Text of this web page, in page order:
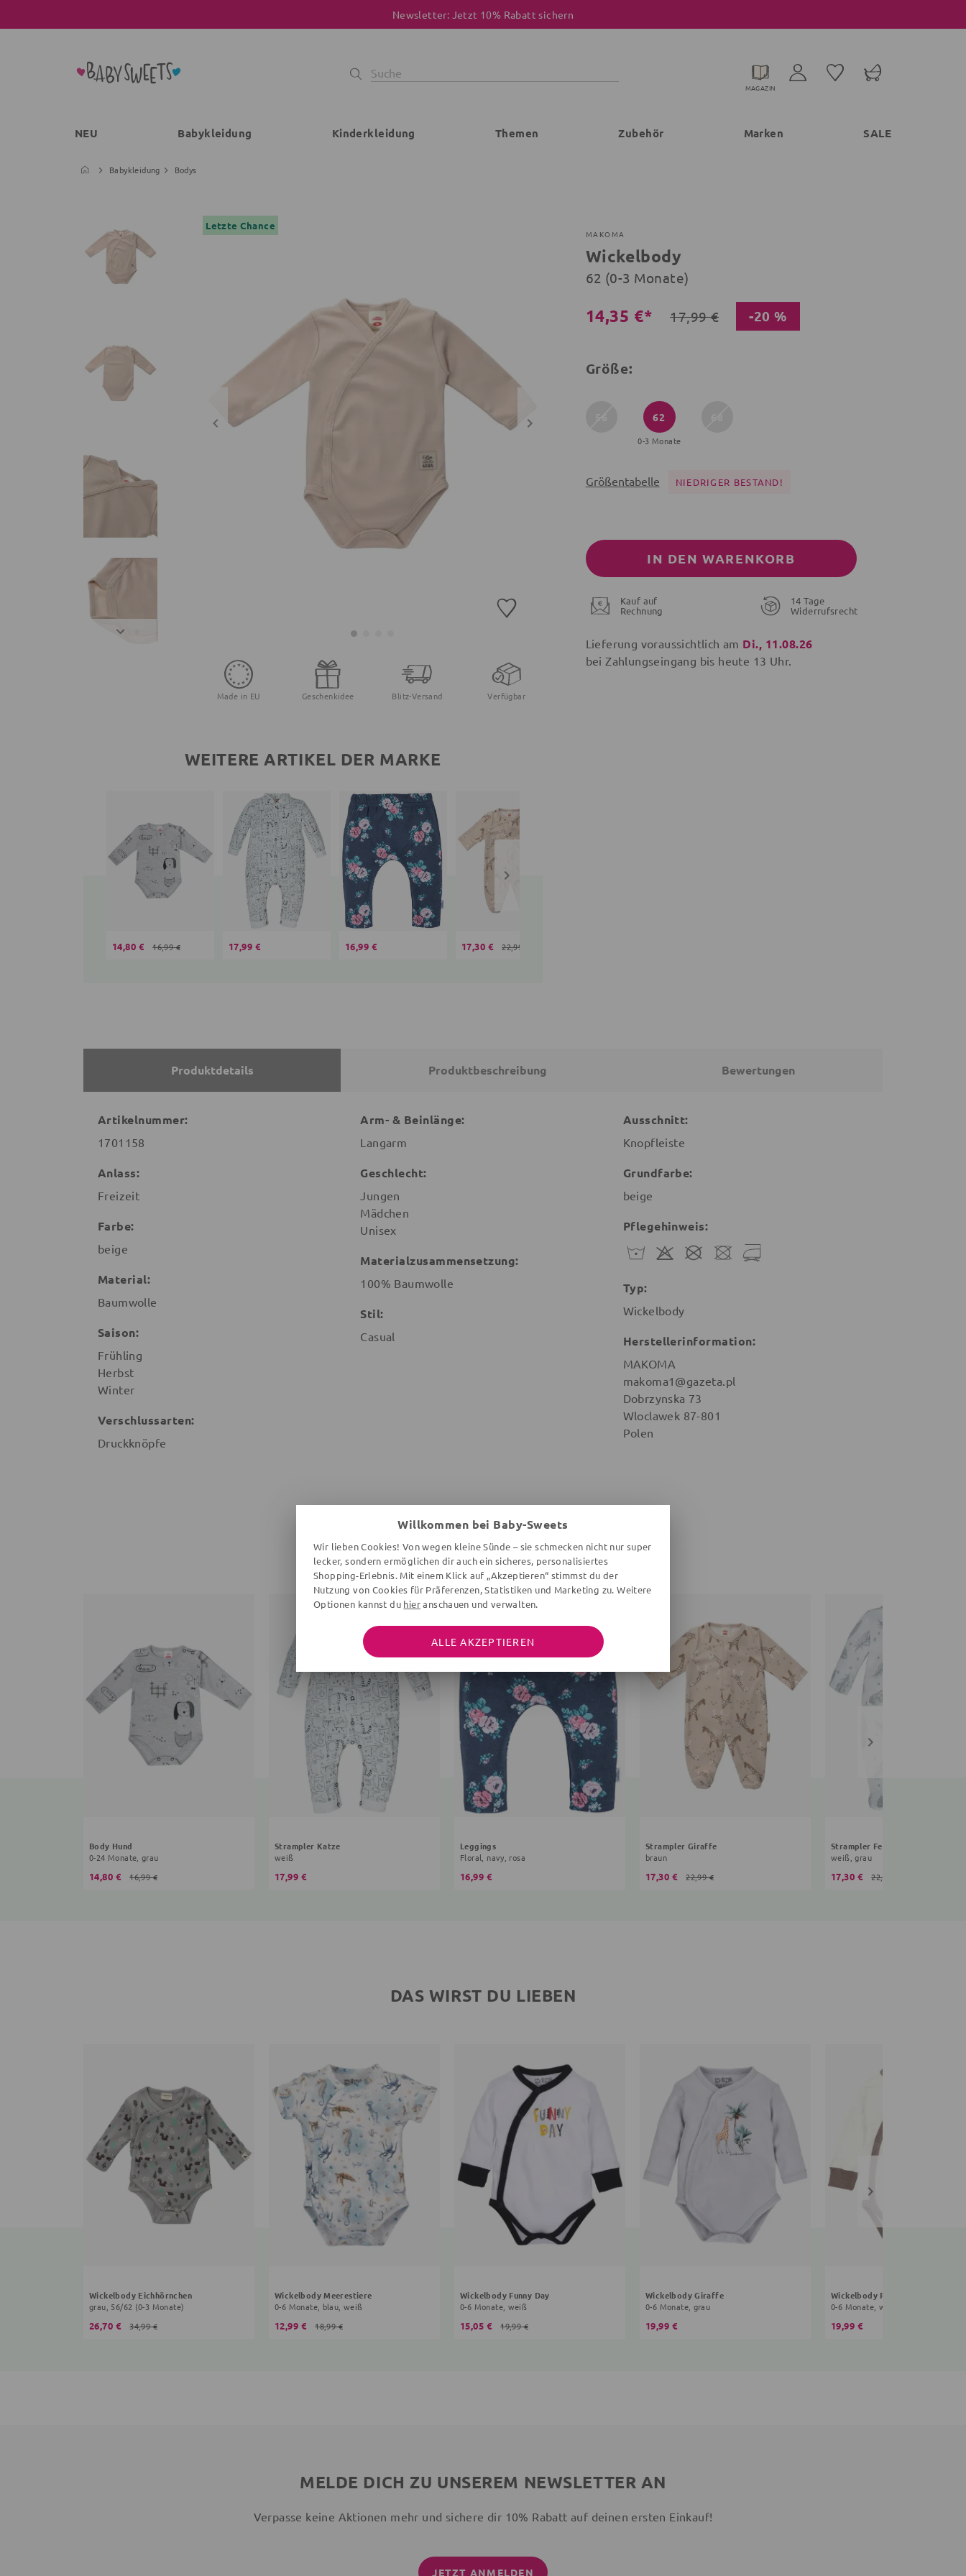
Newsletter: Jetzt 10% Rabatt sichern
MAGAZIN
NEU Babykleidung Kinderkleidung Themen Zubehör Marken SALE
Babykleidung Bodys
Letzte Chance
Made in EU Geschenkidee Blitz-Versand Verfügbar
WEITERE ARTIKEL DER MARKE
14,80 € 16,99 € 17,99 € 16,99 € 17,30 € 22,99 €
MAKOMA
Wickelbody
62 (0-3 Monate)
14,35 €* 17,99 € -20 %
Größe:
62
0-3 Monate
Größentabelle NIEDRIGER BESTAND!
IN DEN WARENKORB
Kauf auf
Rechnung
14 Tage
Widerrufsrecht
Lieferung voraussichtlich am Di., 11.08.26
bei Zahlungseingang bis heute 13 Uhr.
Produktdetails Produktbeschreibung Bewertungen
Artikelnummer:
1701158
Anlass:
Freizeit
Farbe:
beige
Material:
Baumwolle
Saison:
Frühling
Herbst
Winter
Verschlussarten:
Druckknöpfe
Arm- & Beinlänge:
Langarm
Geschlecht:
Jungen
Mädchen
Unisex
Materialzusammensetzung:
100% Baumwolle
Stil:
Casual
Ausschnitt:
Knopfleiste
Grundfarbe:
beige
Pflegehinweis:
Typ:
Wickelbody
Herstellerinformation:
MAKOMA
makoma1@gazeta.pl
Dobrzynska 73
Wloclawek 87-801
Polen
WEITERE ARTIKEL DER MARKE
Body Hund
0-24 Monate, grau
14,80 € 16,99 €
Strampler Katze
weiß
17,99 €
Leggings
Floral, navy, rosa
16,99 €
Strampler Giraffe
braun
17,30 € 22,99 €
Strampler Feder
weiß, grau
17,30 € 22,99 €
DAS WIRST DU LIEBEN
Wickelbody Eichhörnchen
grau, 56/62 (0-3 Monate)
26,70 € 34,99 €
Wickelbody Meerestiere
0-6 Monate, blau, weiß
12,99 € 18,99 €
Wickelbody Funny Day
0-6 Monate, weiß
15,05 € 19,99 €
Wickelbody Giraffe
0-6 Monate, grau
19,99 €
Wickelbody Fuchs
0-6 Monate, weiß
19,99 €
MELDE DICH ZU UNSEREM NEWSLETTER AN
Verpasse keine Aktionen mehr und sichere dir 10% Rabatt auf deinen ersten Einkauf!
JETZT ANMELDEN
Willkommen bei Baby-Sweets
Wir lieben Cookies! Von wegen kleine Sünde – sie schmecken nicht nur super
lecker, sondern ermöglichen dir auch ein sicheres, personalisiertes
Shopping-Erlebnis. Mit einem Klick auf „Akzeptieren“ stimmst du der
Nutzung von Cookies für Präferenzen, Statistiken und Marketing zu. Weitere
Optionen kannst du hieranschauen und verwalten.
ALLE AKZEPTIEREN